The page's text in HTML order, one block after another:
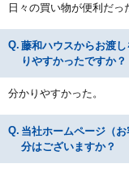
日々の買い物が便利だっ
藤和ハウスからお渡
りやすかったですか？
分かりやすかった。
当社ホームページ（
分はございますか？